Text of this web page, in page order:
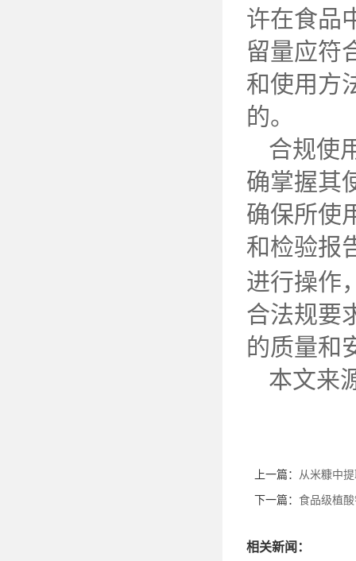
许在食品
留量应符
和使用方
的。
合规使
确掌握其
确保所使
和检验报
进行操作
合法规要
的质量和
本文来
上一篇： 从米糠中
下一篇： 食品级植
相关新闻：